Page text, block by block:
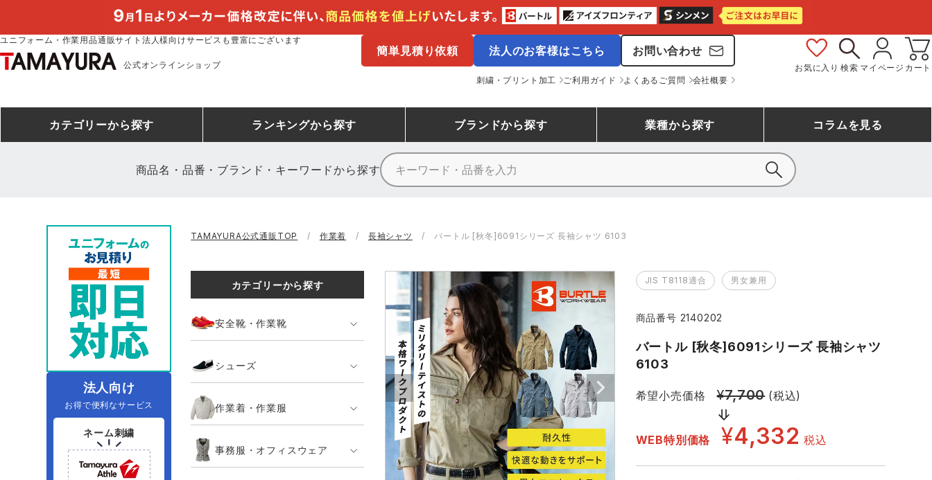
ユニフォーム・作業用品通販サイト法人様向けサービスも豊富にございます
公式オンラインショップ
簡単見積り依頼 法人のお客様はこちら お問い合わせ
刺繍・プリント加工 ご利用ガイド よくあるご質問 会社概要
お気に入り 検索 マイページ カート
カテゴリーから探す
防寒着
コンプレッションウェア 作業用ポロシャツ 安全保護具 レインウェア・カッパ
ヤッケ 作業用小物・アクセサリー類 鞄・バッグ類
ファン付きウェア（空調服シリー
ズ）
電熱ウェア・ヒートウェア 刺繍・プリント加工対象商品
ランキングから探す
ミズノ安全靴ランキング
空調服ランキング コンプレッションウェアランキング 作業用ポロシャツランキング 作業用手袋ランキング
レインウェアランキング アイズフロンティア ランキング TSDESIGN ランキング
アイトス ランキング ジーベック ランキング
ネーム刺繍・プリント加工対象商品
作業着
ニット
ファン付きウェア
ブランドから探す
アイズフロンティア
クロダルマ 桑和 山田辰 クレヒフク
住商モンブラン ボンマックス GUSH FORCE CUP GDジャパン カーシーカシマ
シンメン 日進ゴム ハイパーV 丸五
タカヤ商事 エアークラフト 自重堂 セロリー 大阪支店
アタックベース サンエス 中塚被服 イーブンリバー スターライト工業 東洋物産工業
業種から探す
農作業服
DIY・日曜大工作業服 飲食店ユニフォーム 運送・倉庫作業服 清掃・ビルメンテ作業服
夜間・高視認性安全服 医療白衣・介護服
コラムを見る
商品名・品番・ブランド・キーワードから探す
法人向け
お得で便利なサービス
ネーム刺繍
TAMAYURA公式通販TOP 作業着 長袖シャツ バートル [秋冬]6091シリーズ 長袖シャツ 6103
カテゴリーから探す
安全靴・作業靴
シューズ
作業着・作業服
事務服・オフィスウェア
JIS T8118適合 男女兼用
商品番号 2140202
バートル [秋冬]6091シリーズ 長袖シャツ
6103
希望小売価格 ¥7,700 (税込)
WEB特別価格 ¥4,332 税込